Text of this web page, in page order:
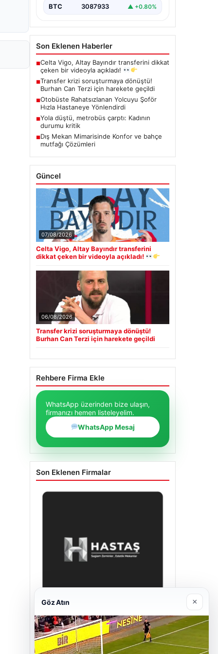
BTC 3087933 ▲ +0.80%
Son Eklenen Haberler
■Celta Vigo, Altay Bayındır transferini dikkat
çeken bir videoyla açıkladı!
■Transfer krizi soruşturmaya dönüştü!
Burhan Can Terzi için harekete geçildi
■Otobüste Rahatsızlanan Yolcuyu Şoför
Hızla Hastaneye Yönlendirdi
■Yola düştü, metrobüs çarptı: Kadının
durumu kritik
■Dış Mekan Mimarisinde Konfor ve bahçe
mutfağı Çözümleri
Güncel
07/08/2026
Celta Vigo, Altay Bayındır transferini
dikkat çeken bir videoyla açıkladı!
06/08/2026
Transfer krizi soruşturmaya dönüştü!
Burhan Can Terzi için harekete geçildi
Rehbere Firma Ekle
WhatsApp üzerinden bize ulaşın,
firmanızı hemen listeleyelim.
WhatsApp Mesaj
Son Eklenen Firmalar
Hastaş Beton
26/05/2026
Göz Atın ×